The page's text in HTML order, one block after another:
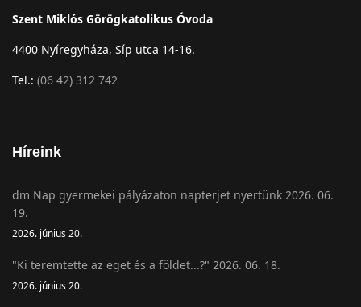
Szent Miklós Görögkatolikus Óvoda
4400 Nyíregyháza, Síp utca 14-16.
Tel.: (06 42) 312 742
Híreink
dm Nap gyermekei pályázaton napterjet nyertünk 2026. 06.
19.
2026. június 20.
"Ki teremtette az eget és a földet...?" 2026. 06. 18.
2026. június 20.